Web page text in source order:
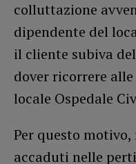
colluttazione
dipendente del
il cliente subiva
dover ricorrere
locale Ospedale
Per questo
accaduti nelle